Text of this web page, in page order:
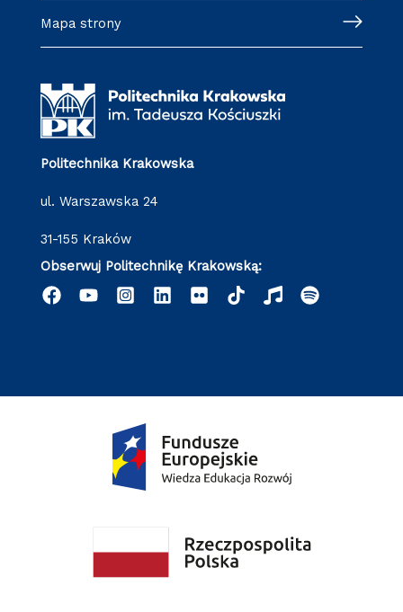
Mapa strony
Politechnika Krakowska
ul. Warszawska 24
31-155 Kraków
Obserwuj Politechnikę Krakowską: